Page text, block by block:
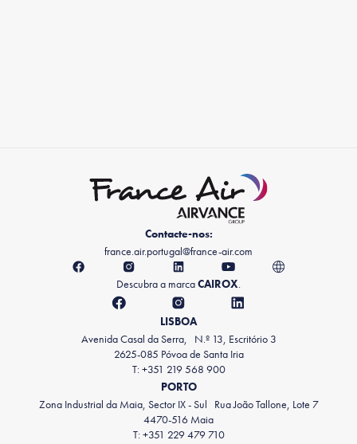
Contacte-nos:
france.air.portugal@france-air.com
Descubra a marcaCAIROX.
LISBOA
Avenida Casal da Serra, N.º 13, Escritório 3
2625-085 Póvoa de Santa Iria
T: +351 219 568 900
PORTO
Zona Industrial da Maia, Sector IX - Sul Rua João Tallone, Lote 7
4470-516 Maia
T: +351 229 479 710